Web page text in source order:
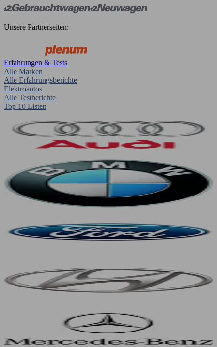
Unsere Partnerseiten:
Erfahrungen & Tests
Alle Marken
Alle Erfahrungsberichte
Elektroautos
Alle Testberichte
Top 10 Listen